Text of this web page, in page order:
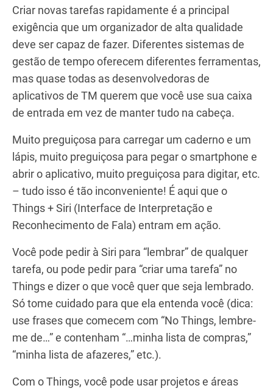
Criar novas tarefas rapidamente é a principal
exigência que um organizador de alta qualidade
deve ser capaz de fazer. Diferentes sistemas de
gestão de tempo oferecem diferentes ferramentas,
mas quase todas as desenvolvedoras de
aplicativos de TM querem que você use sua caixa
de entrada em vez de manter tudo na cabeça.
Muito preguiçosa para carregar um caderno e um
lápis, muito preguiçosa para pegar o smartphone e
abrir o aplicativo, muito preguiçosa para digitar, etc.
– tudo isso é tão inconveniente! É aqui que o
Things + Siri (Interface de Interpretação e
Reconhecimento de Fala) entram em ação.
Você pode pedir à Siri para “lembrar” de qualquer
tarefa, ou pode pedir para “criar uma tarefa” no
Things e dizer o que você quer que seja lembrado.
Só tome cuidado para que ela entenda você (dica:
use frases que comecem com “No Things, lembre-
me de…” e contenham “…minha lista de compras,”
“minha lista de afazeres,” etc.).
Com o Things, você pode usar projetos e áreas